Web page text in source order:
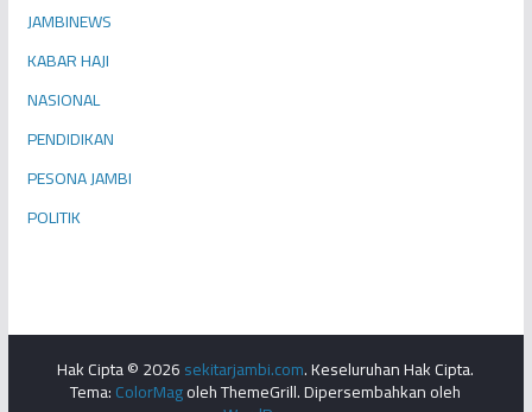
JAMBINEWS
KABAR HAJI
NASIONAL
PENDIDIKAN
PESONA JAMBI
POLITIK
Hak Cipta © 2026sekitarjambi.com. Keseluruhan Hak Cipta.
Tema:ColorMagoleh ThemeGrill. Dipersembahkan oleh